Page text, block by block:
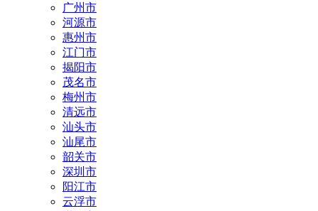
广州市
河源市
惠州市
江门市
揭阳市
茂名市
梅州市
清远市
汕头市
汕尾市
韶关市
深圳市
阳江市
云浮市